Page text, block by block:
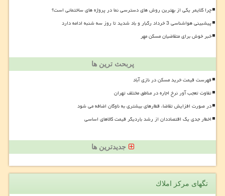
چرا کلایمر یکی از بهترین روش های دسترسی نما در پروژه های ساختمانی است؟
پیشبینی هواشناسی 3 خرداد رگبار و باد شدید تا روز سه شنبه ادامه دارد
خبر خوش برای متقاضیان مسکن مهر
پربحث ترین ها
فهرست قیمت خرید مسکن در نازی آباد
تفاوت تعجب آور نرخ اجاره در مناطق مختلف تهران
در صورت افزایش تقاضا، قطارهای بیشتری به ناوگان اضافه می شود
اخطار جدی یک اقتصاددان از رشد باردیگر قیمت کالاهای اساسی
جدیدترین ها
تگهای مركز املاك